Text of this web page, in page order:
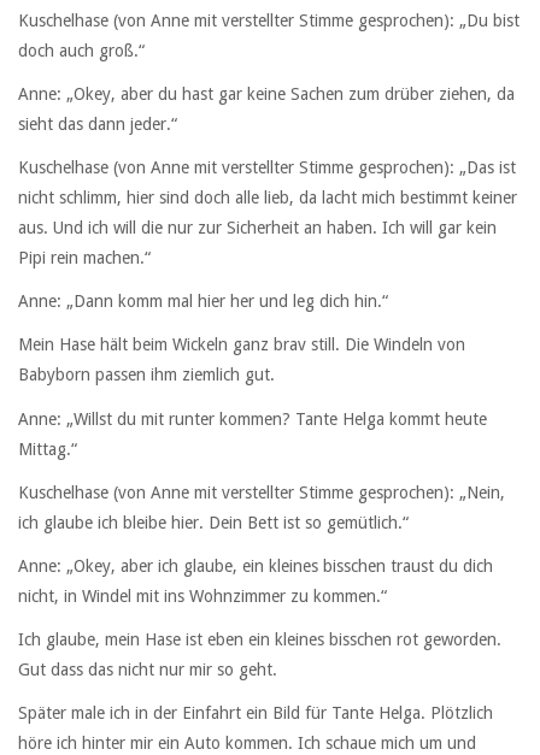
Kuschelhase (von Anne mit verstellter Stimme gesprochen): „Du bist
doch auch groß.“
Anne: „Okey, aber du hast gar keine Sachen zum drüber ziehen, da
sieht das dann jeder.“
Kuschelhase (von Anne mit verstellter Stimme gesprochen): „Das ist
nicht schlimm, hier sind doch alle lieb, da lacht mich bestimmt keiner
aus. Und ich will die nur zur Sicherheit an haben. Ich will gar kein
Pipi rein machen.“
Anne: „Dann komm mal hier her und leg dich hin.“
Mein Hase hält beim Wickeln ganz brav still. Die Windeln von
Babyborn passen ihm ziemlich gut.
Anne: „Willst du mit runter kommen? Tante Helga kommt heute
Mittag.“
Kuschelhase (von Anne mit verstellter Stimme gesprochen): „Nein,
ich glaube ich bleibe hier. Dein Bett ist so gemütlich.“
Anne: „Okey, aber ich glaube, ein kleines bisschen traust du dich
nicht, in Windel mit ins Wohnzimmer zu kommen.“
Ich glaube, mein Hase ist eben ein kleines bisschen rot geworden.
Gut dass das nicht nur mir so geht.
Später male ich in der Einfahrt ein Bild für Tante Helga. Plötzlich
höre ich hinter mir ein Auto kommen. Ich schaue mich um und